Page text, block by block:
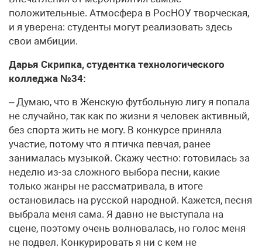
положительные. Атмосфера в РосНОУ творческая,
и я уверена: студенты могут реализовать здесь
свои амбиции.
Дарья Скрипка, студентка технологического
колледжа №34:
– Думаю, что в Женскую футбольную лигу я попала
не случайно, так как по жизни я человек активный,
без спорта жить не могу. В конкурсе приняла
участие, потому что я птичка певчая, ранее
занималась музыкой. Скажу честно: готовилась за
неделю из-за сложного выбора песни, какие
только жанры не рассматривала, в итоге
остановилась на русской народной. Кажется, песня
выбрала меня сама. Я давно не выступала на
сцене, поэтому очень волновалась, но голос меня
не подвел. Конкурировать я ни с кем не